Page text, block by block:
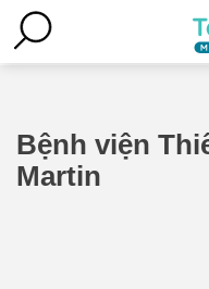
Bệnh viện
Martin